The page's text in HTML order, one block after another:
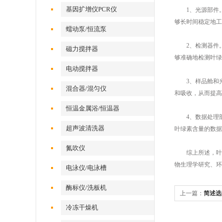
基因扩增仪PCR仪
蠕动泵/恒流泵
磁力搅拌器
电动搅拌器
混合器/混匀仪
恒温金属浴/恒温器
超声波清洗器
氮吹仪
电泳仪/电泳槽
酶标仪/洗板机
冷冻干燥机
1、光源部件。
够长时间稳定地
2、检测器件。
够准确地检测叶
3、样品舱和光
和吸收，从而提
4、数据处理部
叶绿素含量的数
综上所述，叶
物生理学研究、
上一篇： 简述